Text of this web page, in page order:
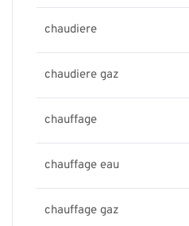
chaudiere
chaudiere gaz
chauffage
chauffage eau
chauffage gaz